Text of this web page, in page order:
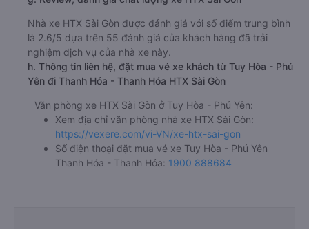
mái và hài lòng nhất.
b. Hình ảnh xe HTX Sài Gòn